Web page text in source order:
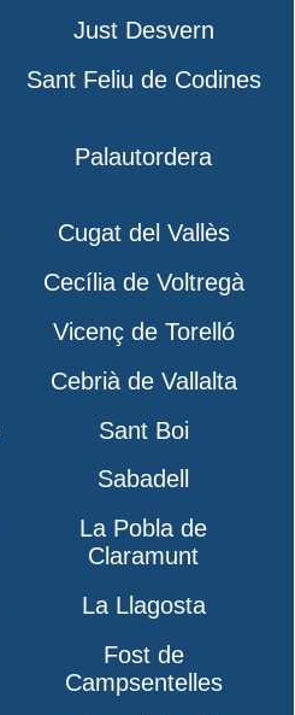
Just Desvern
Sant Feliu de Codines
Palautordera
Cugat del Vallès
Cecília de Voltregà
Vicenç de Torelló
Cebrià de Vallalta
Sant Boi
Sabadell
La Pobla de
Claramunt
La Llagosta
Fost de
Campsentelles